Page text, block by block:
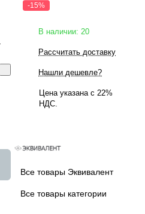
-15%
В наличии: 20
Рассчитать доставку
Нашли дешевле?
Цена указана с 22%
НДС.
Все товары Эквивалент
Все товары категории